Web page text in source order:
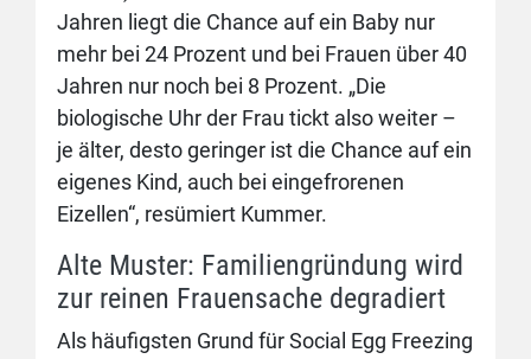
Jahren liegt die Chance auf ein Baby nur
mehr bei 24 Prozent und bei Frauen über 40
Jahren nur noch bei 8 Prozent. „Die
biologische Uhr der Frau tickt also weiter –
je älter, desto geringer ist die Chance auf ein
eigenes Kind, auch bei eingefrorenen
Eizellen“, resümiert Kummer.
Alte Muster: Familiengründung wird
zur reinen Frauensache degradiert
Als häufigsten Grund für Social Egg Freezing